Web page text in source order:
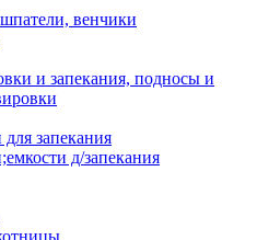
венчики
и запекания, подносы и
запекания
д/запекания